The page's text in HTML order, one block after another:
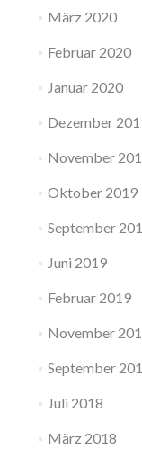
März 2020
Februar 2020
Januar 2020
Dezember
November
Oktober 2019
September
Juni 2019
Februar 2019
November
September
Juli 2018
März 2018